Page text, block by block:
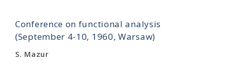
Conference on functional analysis
(September 4-10, 1960, Warsaw)
S. Mazur